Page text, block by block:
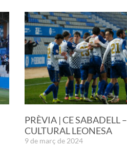
PRÈVIA | CE SABADELL –
CULTURAL LEONESA
9 de març de 2024